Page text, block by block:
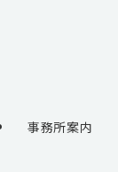
事務所案内